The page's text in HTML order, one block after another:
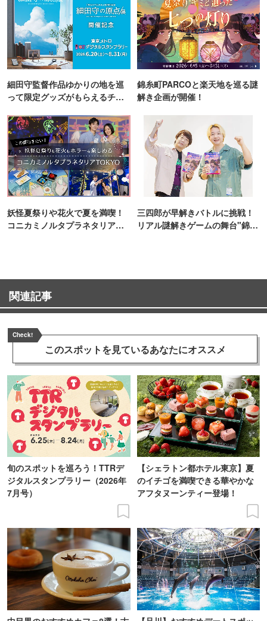
細田守監督作品ゆかりの地を巡
って限定グッズがもらえるチャ
錦糸町PARCOと楽天地を巡る謎
解き企画が開催！
妖怪夏祭りや花火で夏を満喫！
コニカミノルタプラネタリア
三四郎が早解きバトルに挑戦！
リアル謎解きゲームの舞台"錦糸
関連記事
Check!
このスポットを見ているあなたにオススメ
旬のスポットを巡ろう！TTRデ
ジタルスタンプラリー（2026年
7月号）
【シェラトン都ホテル東京】夏
のイチゴを満喫できる華やかな
アフタヌーンティー登場！